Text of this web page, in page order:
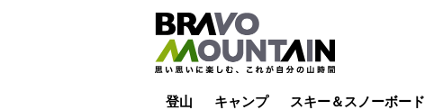
登山 キャンプ スキー＆スノーボード